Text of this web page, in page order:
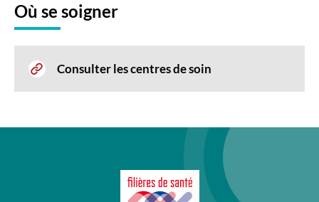
Où se soigner
Consulter les centres de soin